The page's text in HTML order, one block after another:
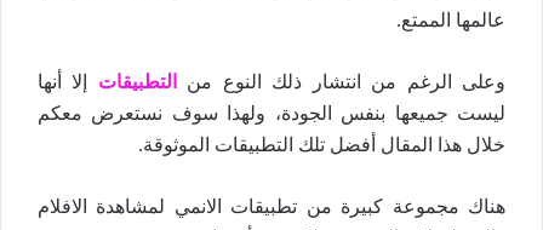
عالمها الممتع.
وعلى الرغم من انتشار ذلك النوع من التطبيقات
إلا أنها
ليست جميعها بنفس الجودة، ولهذا سوف نستعرض معكم
خلال هذا المقال أفضل تلك التطبيقات الموثوقة.
هناك مجموعة كبيرة من تطبيقات الانمي لمشاهدة الافلام